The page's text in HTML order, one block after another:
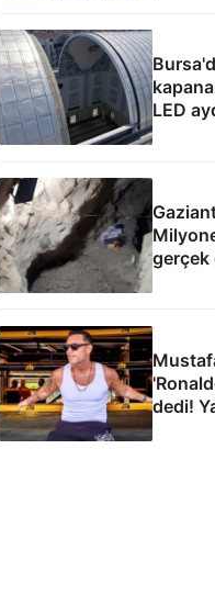
LED
cami
gerçek
yaptılar
dedi!
aydır